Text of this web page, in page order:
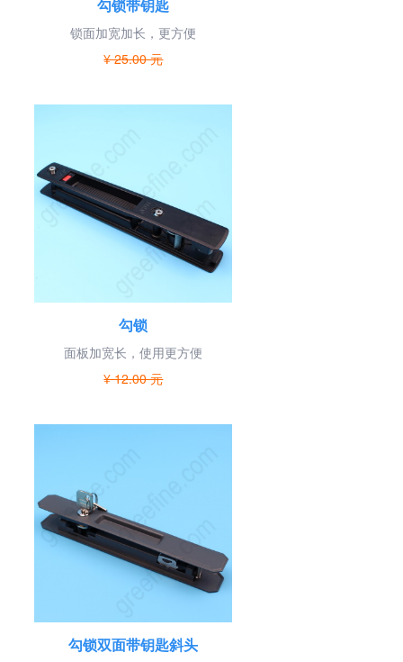
勾锁带钥匙
锁面加宽加长，更方便
¥ 25.00 元
勾锁
面板加宽长，使用更方便
¥ 12.00 元
勾锁双面带钥匙斜头